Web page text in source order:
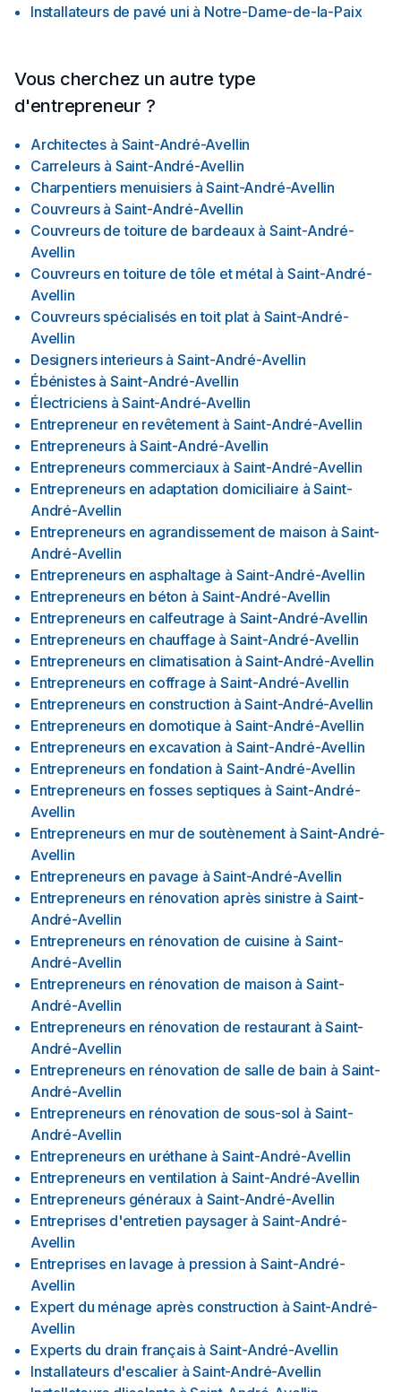
Installateurs de pavé uni à Notre-Dame-de-la-Paix
Vous cherchez un autre type
d'entrepreneur ?
Architectes à Saint-André-Avellin
Carreleurs à Saint-André-Avellin
Charpentiers menuisiers à Saint-André-Avellin
Couvreurs à Saint-André-Avellin
Couvreurs de toiture de bardeaux à Saint-André-
Avellin
Couvreurs en toiture de tôle et métal à Saint-André-
Avellin
Couvreurs spécialisés en toit plat à Saint-André-
Avellin
Designers interieurs à Saint-André-Avellin
Ébénistes à Saint-André-Avellin
Électriciens à Saint-André-Avellin
Entrepreneur en revêtement à Saint-André-Avellin
Entrepreneurs à Saint-André-Avellin
Entrepreneurs commerciaux à Saint-André-Avellin
Entrepreneurs en adaptation domiciliaire à Saint-
André-Avellin
Entrepreneurs en agrandissement de maison à Saint-
André-Avellin
Entrepreneurs en asphaltage à Saint-André-Avellin
Entrepreneurs en béton à Saint-André-Avellin
Entrepreneurs en calfeutrage à Saint-André-Avellin
Entrepreneurs en chauffage à Saint-André-Avellin
Entrepreneurs en climatisation à Saint-André-Avellin
Entrepreneurs en coffrage à Saint-André-Avellin
Entrepreneurs en construction à Saint-André-Avellin
Entrepreneurs en domotique à Saint-André-Avellin
Entrepreneurs en excavation à Saint-André-Avellin
Entrepreneurs en fondation à Saint-André-Avellin
Entrepreneurs en fosses septiques à Saint-André-
Avellin
Entrepreneurs en mur de soutènement à Saint-André-
Avellin
Entrepreneurs en pavage à Saint-André-Avellin
Entrepreneurs en rénovation après sinistre à Saint-
André-Avellin
Entrepreneurs en rénovation de cuisine à Saint-
André-Avellin
Entrepreneurs en rénovation de maison à Saint-
André-Avellin
Entrepreneurs en rénovation de restaurant à Saint-
André-Avellin
Entrepreneurs en rénovation de salle de bain à Saint-
André-Avellin
Entrepreneurs en rénovation de sous-sol à Saint-
André-Avellin
Entrepreneurs en uréthane à Saint-André-Avellin
Entrepreneurs en ventilation à Saint-André-Avellin
Entrepreneurs généraux à Saint-André-Avellin
Entreprises d'entretien paysager à Saint-André-
Avellin
Entreprises en lavage à pression à Saint-André-
Avellin
Expert du ménage après construction à Saint-André-
Avellin
Experts du drain français à Saint-André-Avellin
Installateurs d'escalier à Saint-André-Avellin